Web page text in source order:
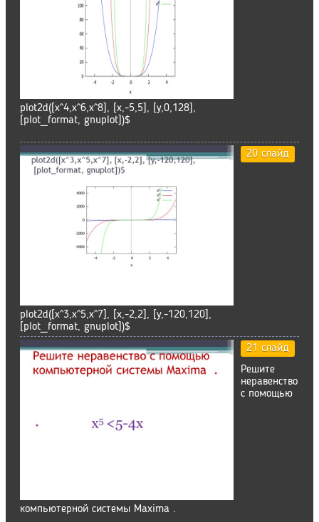
plot2d([x^4,x^6,x^8], [x,-5,5], [y,0,128],
[plot_format, gnuplot])$
20 слайд
plot2d([x^3,x^5,x^7], [x,-2,2], [y,-120,120],
[plot_format, gnuplot])$
21 слайд
Решите
неравенство
с помощью
компьютерной системы Maxima .